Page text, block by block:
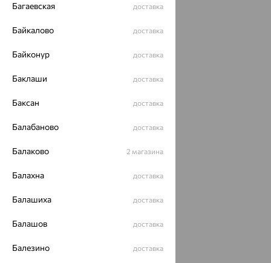
Багаевская доставка
Байкалово доставка
Байконур доставка
Баклаши доставка
Баксан доставка
Балабаново доставка
Балаково 2 магазина
Балахна доставка
Балашиха доставка
Балашов доставка
Балезино доставка